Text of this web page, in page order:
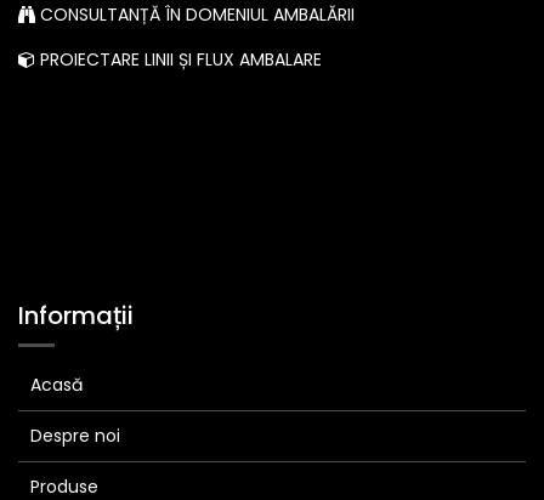
CONSULTANȚĂ ÎN DOMENIUL AMBALĂRII
PROIECTARE LINII ȘI FLUX AMBALARE
Informații
Acasă
Despre noi
Produse